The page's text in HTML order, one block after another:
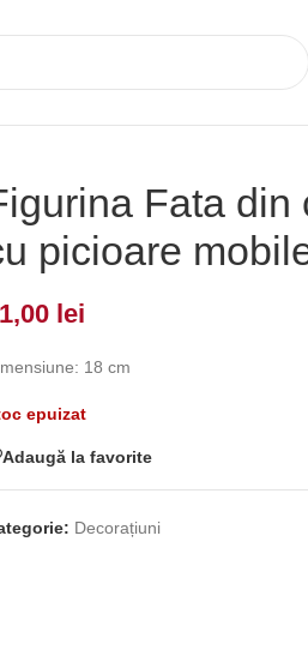
Fata din
picioare
lei
18 cm
epuizat
Adaugă la favorite
Decorațiuni